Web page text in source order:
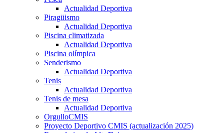
Actualidad Deportiva
Piragüismo
Actualidad Deportiva
Piscina climatizada
Actualidad Deportiva
Piscina olímpica
Senderismo
Actualidad Deportiva
Tenis
Actualidad Deportiva
Tenis de mesa
Actualidad Deportiva
OrgulloCMIS
Proyecto Deportivo CMIS (actualización 2025)